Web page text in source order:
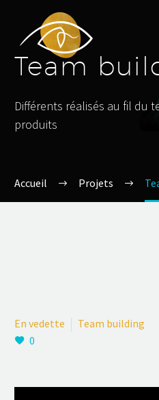
Team
Différents réalisés au fil du
produits
Accueil Projets
En vedette
Team building
0